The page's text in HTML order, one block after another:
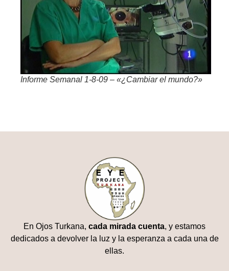
Informe Semanal 1-8-09 – «¿Cambiar el mundo?»
En Ojos Turkana, cada mirada cuenta, y estamos
dedicados a devolver la luz y la esperanza a cada una de
ellas.